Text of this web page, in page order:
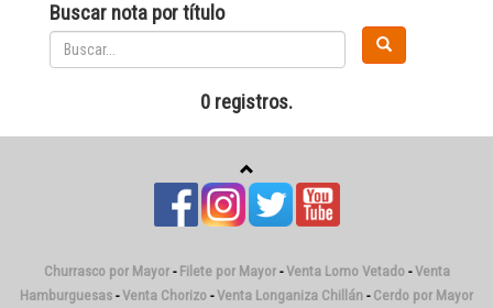
Buscar nota por título
0 registros.
Churrasco por Mayor- Filete por Mayor-Venta Lomo Vetado-Venta
Hamburguesas -Venta Chorizo -Venta Longaniza Chillán - Cerdo por Mayor